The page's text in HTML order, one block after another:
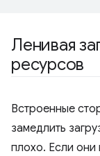
Ленивая
ресурсов
Встроенные
замедлить
плохо. Если они